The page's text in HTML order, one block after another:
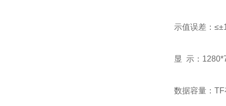
示值误差：
显 示：
数据容量：